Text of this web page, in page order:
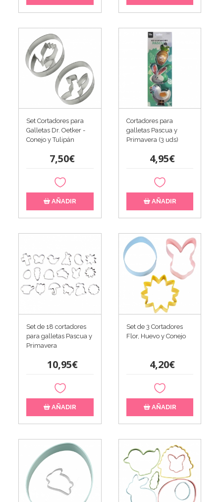
Set Cortadores para
Galletas Dr. Oetker -
Conejo y Tulipán
7,50€
AÑADIR
Cortadores para
galletas Pascua y
Primavera (3 uds)
4,95€
AÑADIR
Set de 18 cortadores
para galletas Pascua y
Primavera
10,95€
AÑADIR
Set de 3 Cortadores
Flor, Huevo y Conejo
4,20€
AÑADIR